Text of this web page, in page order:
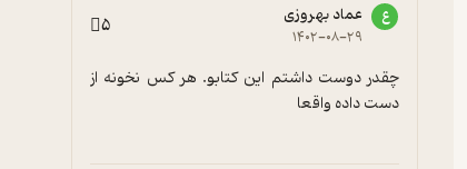
ع عماد بهروزی
۱۴۰۲-۰۸-۲۹ 5
دست داده واقعا